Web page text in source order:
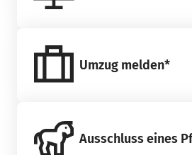
Umzug melden*
Ausschluss eines